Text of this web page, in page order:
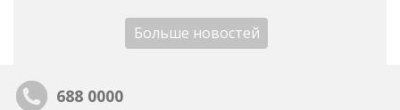
Больше новостей
688 0000